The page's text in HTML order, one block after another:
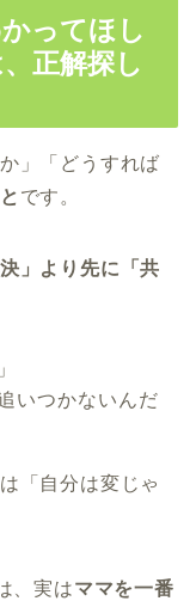
ってほし
正解探し
」「どうすれば
です。
決」より先に「共
いつかないんだ
「自分は変じゃ
、実はママを一番